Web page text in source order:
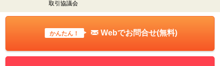
取引協議会
かんたん！ Webでお問合せ(無料)